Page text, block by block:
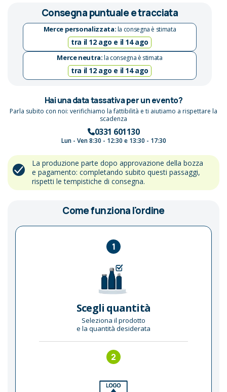
Consegna puntuale e tracciata
Merce personalizzata:la consegna è stimata
tra il 12 ago e il 14 ago
Merce neutra:la consegna è stimata
tra il 12 ago e il 14 ago
Hai una data tassativa per un evento?
Parla subito con noi: verifichiamo la fattibilità e ti aiutiamo a rispettare la
scadenza
0331 601130
Lun - Ven 8:30 - 12:30 e 13:30 - 17:30
La produzione parte dopo approvazione della bozza
e pagamento: completando subito questi passaggi,
rispetti le tempistiche di consegna.
Come funziona l'ordine
1
Scegli quantità
Seleziona il prodotto
e la quantità desiderata
2